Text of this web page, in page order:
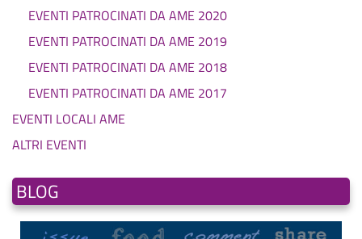
EVENTI PATROCINATI DA AME 2020
EVENTI PATROCINATI DA AME 2019
EVENTI PATROCINATI DA AME 2018
EVENTI PATROCINATI DA AME 2017
EVENTI LOCALI AME
ALTRI EVENTI
BLOG